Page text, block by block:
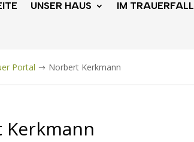
UNSER HAUS IM TRAUERFALL
Portal $ Norbert Kerkmann